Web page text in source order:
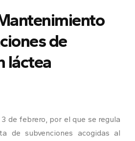
de
láctea
de febrero, por el que se regula
de subvenciones acogidas al